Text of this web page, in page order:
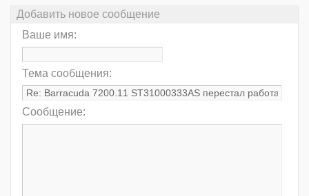
Добавить новое сообщение
Ваше имя:
Тема сообщения:
Сообщение: